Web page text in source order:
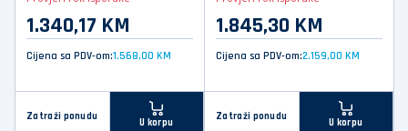
1.340,17 KM
Cijena sa PDV-om:1.568,00 KM
Zatraži ponudu
U korpu
1.845,30 KM
Cijena sa PDV-om:2.159,00 KM
Zatraži ponudu
U korpu